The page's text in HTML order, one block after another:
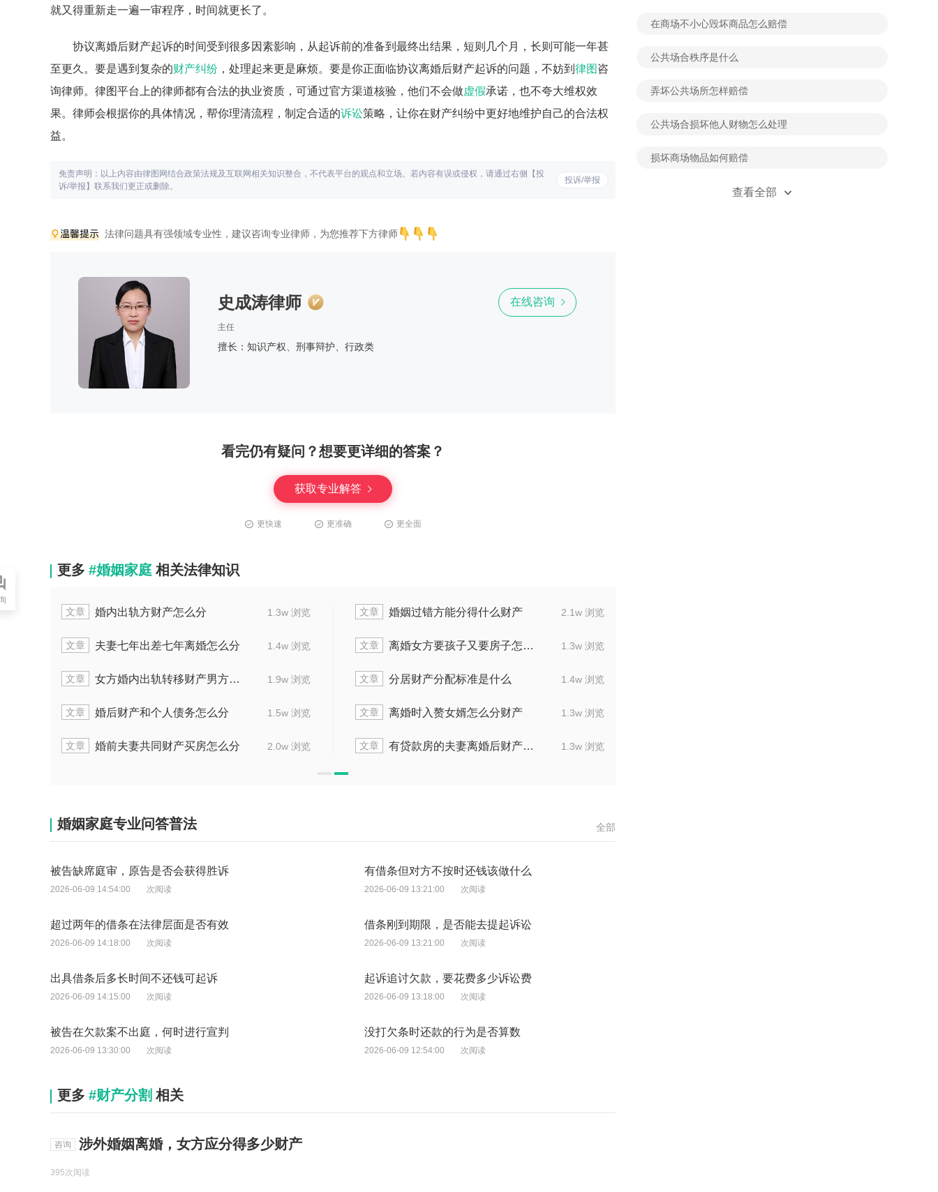
就又得重新走一遍一审程序，时间就更长了。
协议离婚后财产起诉的时间受到很多因素影响，从起诉前的准备到最终出结果，短则几个月，长则可能一年甚
至更久。要是遇到复杂的财产纠纷 ，处理起来更是麻烦。要是你正面临协议离婚后财产起诉的问题，不妨到 律图 咨
询律师。律图平台上的律师都有合法的执业资质，可通过官方渠道核验，他们不会做虚假承诺，也不夸大维权效
果。律师会根据你的具体情况，帮你理清流程，制定合适的诉讼策略，让你在财产纠纷中更好地维护自己的合法权
益。
投诉/举报
免责声明：以上内容由律图网结合政策法规及互联网相关知识整合，不代表平台的观点和立场。若内容有误或侵权，请通过右侧【投
诉/举报】联系我们更正或删除。
法律问题具有强领域专业性，建议咨询专业律师，为您推荐下方律师
史成涛律师
主任
擅长：知识产权、刑事辩护、行政类
在线咨询
看完仍有疑问？想要更详细的答案？
获取专业解答
更快速 更准确 更全面
更多 #婚姻家庭 相关法律知识
1.6w 浏览
1.5w 浏览
1.3w 浏览
2.1w 浏览
2.0w 浏览
1.3w 浏览
文章 婚内出轨方财产怎么分 文章 婚姻过错方能分得什么财产
1.4w 浏览
文章 夫妻七年出差七年离婚怎么分 文章 离婚女方要孩子又要房子怎么办
1.9w 浏览
文章 女方婚内出轨转移财产男方怎么定罪 文章 分居财产分配标准是什么
1.5w 浏览
文章 婚后财产和个人债务怎么分 文章 离婚时入赘女婿怎么分财产
2.0w 浏览
文章 婚前夫妻共同财产买房怎么分 文章 有贷款房的夫妻离婚后财产怎么分
婚姻家庭专业问答普法 全部
被告缺席庭审，原告是否会获得胜诉
2026-06-09 14:54:00 次阅读
超过两年的借条在法律层面是否有效
2026-06-09 14:18:00 次阅读
出具借条后多长时间不还钱可起诉
2026-06-09 14:15:00 次阅读
被告在欠款案不出庭，何时进行宣判
2026-06-09 13:30:00 次阅读
有借条但对方不按时还钱该做什么
2026-06-09 13:21:00 次阅读
借条刚到期限，是否能去提起诉讼
2026-06-09 13:21:00 次阅读
起诉追讨欠款，要花费多少诉讼费
2026-06-09 13:18:00 次阅读
没打欠条时还款的行为是否算数
2026-06-09 12:54:00 次阅读
更多 #财产分割 相关
咨询 涉外婚姻离婚，女方应分得多少财产
395次阅读
在商场不小心毁坏商品怎么赔偿
公共场合秩序是什么
弄坏公共场所怎样赔偿
公共场合损坏他人财物怎么处理
损坏商场物品如何赔偿
饭店里打架损坏的东西谁赔偿
查看全部